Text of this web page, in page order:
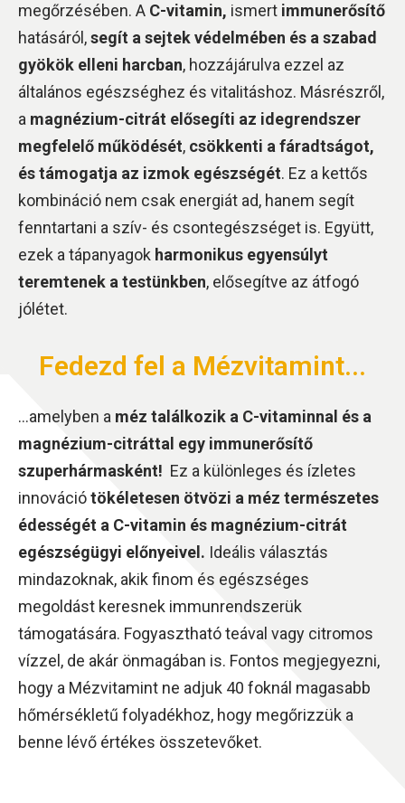
megőrzésében. A C-vitamin, ismert immunerősítő
hatásáról,segít a sejtek védelmében és a szabad
gyökök elleni harcban, hozzájárulva ezzel az
általános egészséghez és vitalitáshoz. Másrészről,
a magnézium-citrát elősegíti az idegrendszer
megfelelő működését, csökkenti a fáradtságot,
és támogatja az izmok egészségét. Ez a kettős
kombináció nem csak energiát ad, hanem segít
fenntartani a szív- és csontegészséget is. Együtt,
ezek a tápanyagok harmonikus egyensúlyt
teremtenek a testünkben, elősegítve az átfogó
jólétet.
Fedezd fel a Mézvitamint...
…amelyben a méz találkozik a C-vitaminnal és a
magnézium-citráttal egy immunerősítő
szuperhármasként! Ez a különleges és ízletes
innovációtökéletesen ötvözi a méz természetes
édességét a C-vitamin és magnézium-citrát
egészségügyi előnyeivel. Ideális választás
mindazoknak, akik finom és egészséges
megoldást keresnek immunrendszerük
támogatására. Fogyasztható teával vagy citromos
vízzel, de akár önmagában is. Fontos megjegyezni,
hogy a Mézvitamint ne adjuk 40 foknál magasabb
hőmérsékletű folyadékhoz, hogy megőrizzük a
benne lévő értékes összetevőket.